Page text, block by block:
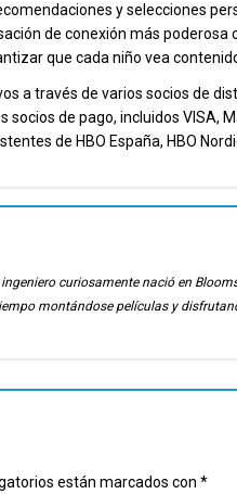
y selecciones
de conexión más
que cada niño vea
a través de varios socios de
de pago, incluidos VISA,
de HBO España, HBO
curiosamente nació en
montándose películas y
están marcados con *